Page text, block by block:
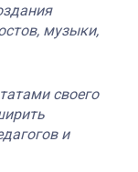
музыки,
своего
и